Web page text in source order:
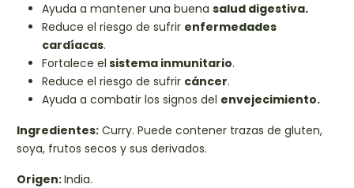
Ayuda a mantener una buena salud digestiva.
Reduce el riesgo de sufrir enfermedades
cardíacas.
Fortalece el sistema inmunitario.
Reduce el riesgo de sufrir cáncer.
Ayuda a combatir los signos del envejecimiento.
Ingredientes: Curry. Puede contener trazas de gluten,
soya, frutos secos y sus derivados.
Origen:India.